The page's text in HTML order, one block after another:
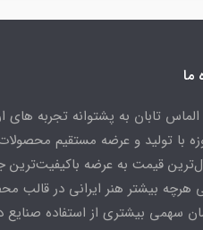
ما
الماس تابان به پشتوانه تجربه های
با تولید و عرضه مستقیم
قیمت به عرضه باکیفیت‌ترین
هرچه بیشتر هنر ایرانی در قالب
سهمی بیشتری از استفاده صنایع